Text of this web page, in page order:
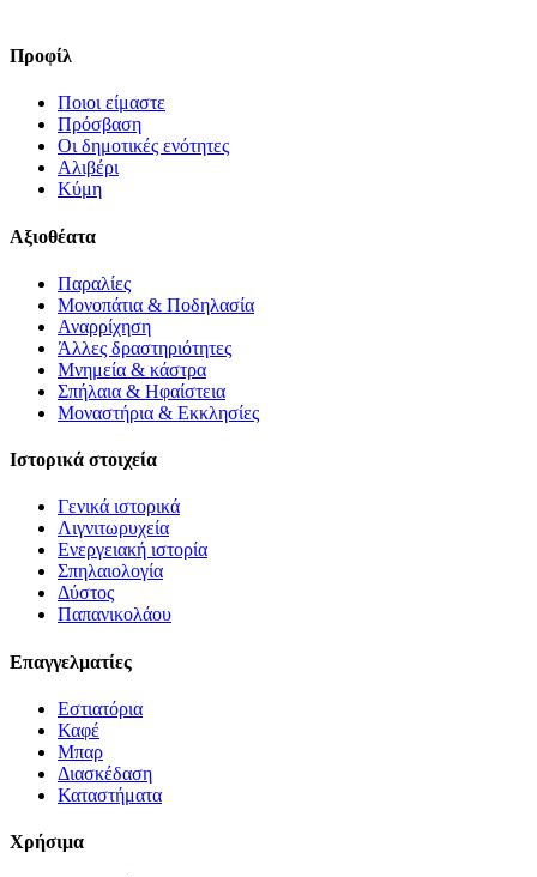
Προφίλ
Ποιοι είμαστε
Πρόσβαση
Οι δημοτικές ενότητες
Αλιβέρι
Κύμη
Αξιοθέατα
Παραλίες
Μονοπάτια & Ποδηλασία
Αναρρίχηση
Άλλες δραστηριότητες
Μνημεία & κάστρα
Σπήλαια & Ηφαίστεια
Μοναστήρια & Εκκλησίες
Ιστορικά στοιχεία
Γενικά ιστορικά
Λιγνιτωρυχεία
Ενεργειακή ιστορία
Σπηλαιολογία
Δύστος
Παπανικολάου
Επαγγελματίες
Εστιατόρια
Καφέ
Μπαρ
Διασκέδαση
Καταστήματα
Χρήσιμα